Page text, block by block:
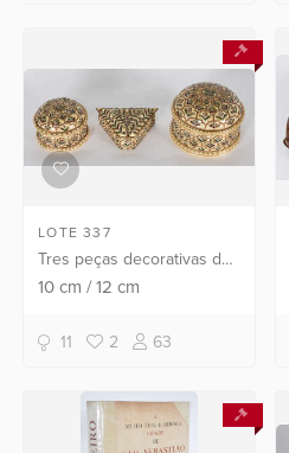
LOTE 337
Tres peças decorativas de
osso
10cm/12cm
11 2 63